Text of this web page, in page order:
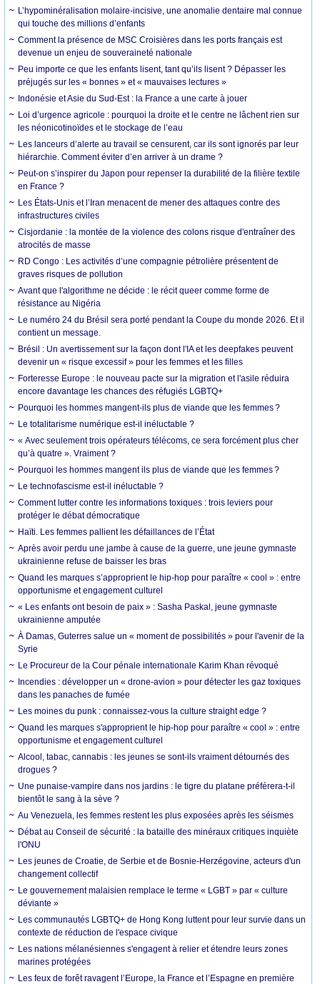
L’hypominéralisation molaire-incisive, une anomalie dentaire mal connue
qui touche des millions d’enfants
Comment la présence de MSC Croisières dans les ports français est
devenue un enjeu de souveraineté nationale
Peu importe ce que les enfants lisent, tant qu’ils lisent ? Dépasser les
préjugés sur les « bonnes » et « mauvaises lectures »
Indonésie et Asie du Sud-Est : la France a une carte à jouer
Loi d’urgence agricole : pourquoi la droite et le centre ne lâchent rien sur
les néonicotinoïdes et le stockage de l’eau
Les lanceurs d’alerte au travail se censurent, car ils sont ignorés par leur
hiérarchie. Comment éviter d’en arriver à un drame ?
Peut-on s’inspirer du Japon pour repenser la durabilité de la filière textile
en France ?
Les États-Unis et l’Iran menacent de mener des attaques contre des
infrastructures civiles
Cisjordanie : la montée de la violence des colons risque d'entraîner des
atrocités de masse
RD Congo : Les activités d’une compagnie pétrolière présentent de
graves risques de pollution
Avant que l'algorithme ne décide : le récit queer comme forme de
résistance au Nigéria
Le numéro 24 du Brésil sera porté pendant la Coupe du monde 2026. Et il
contient un message.
Brésil : Un avertissement sur la façon dont l'IA et les deepfakes peuvent
devenir un « risque excessif » pour les femmes et les filles
Forteresse Europe : le nouveau pacte sur la migration et l'asile réduira
encore davantage les chances des réfugiés LGBTQ+
Pourquoi les hommes mangent-ils plus de viande que les femmes ?
Le totalitarisme numérique est-il inéluctable ?
« Avec seulement trois opérateurs télécoms, ce sera forcément plus cher
qu’à quatre ». Vraiment ?
Pourquoi les hommes mangent ils plus de viande que les femmes ?
Le technofascisme est-il inéluctable ?
Comment lutter contre les informations toxiques : trois leviers pour
protéger le débat démocratique
Haïti. Les femmes pallient les défaillances de l’État
Après avoir perdu une jambe à cause de la guerre, une jeune gymnaste
ukrainienne refuse de baisser les bras
Quand les marques s’approprient le hip-hop pour paraître « cool » : entre
opportunisme et engagement culturel
« Les enfants ont besoin de paix » : Sasha Paskal, jeune gymnaste
ukrainienne amputée
À Damas, Guterres salue un « moment de possibilités » pour l'avenir de la
Syrie
Le Procureur de la Cour pénale internationale Karim Khan révoqué
Incendies : développer un « drone-avion » pour détecter les gaz toxiques
dans les panaches de fumée
Les moines du punk : connaissez-vous la culture straight edge ?
Quand les marques s'approprient le hip-hop pour paraître « cool » : entre
opportunisme et engagement culturel
Alcool, tabac, cannabis : les jeunes se sont-ils vraiment détournés des
drogues ?
Une punaise-vampire dans nos jardins : le tigre du platane préférera-t-il
bientôt le sang à la sève ?
Au Venezuela, les femmes restent les plus exposées après les séismes
Débat au Conseil de sécurité : la bataille des minéraux critiques inquiète
l'ONU
Les jeunes de Croatie, de Serbie et de Bosnie-Herzégovine, acteurs d'un
changement collectif
Le gouvernement malaisien remplace le terme « LGBT » par « culture
déviante »
Les communautés LGBTQ+ de Hong Kong luttent pour leur survie dans un
contexte de réduction de l'espace civique
Les nations mélanésiennes s'engagent à relier et étendre leurs zones
marines protégées
Les feux de forêt ravagent l’Europe, la France et l’Espagne en première